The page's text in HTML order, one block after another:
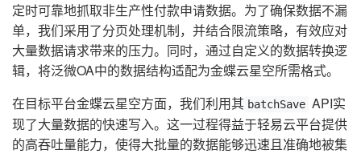
定时可靠地抓取非生产性付款申请数据。为了确保数据不漏
单，我们采用了分页处理机制，并结合限流策略，有效应对
大量数据请求带来的压力。同时，通过自定义的数据转换逻
辑，将泛微OA中的数据结构适配为金蝶云星空所需格式。
在目标平台金蝶云星空方面，我们利用其 batchSave API实
现了大量数据的快速写入。这一过程得益于轻易云平台提供
的高吞吐量能力，使得大批量的数据能够迅速且准确地被集